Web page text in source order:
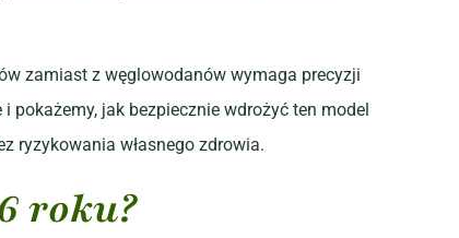
zamiast z węglowodanów wymaga precyzji
jak bezpiecznie wdrożyć ten model
ryzykowania własnego zdrowia.
roku?